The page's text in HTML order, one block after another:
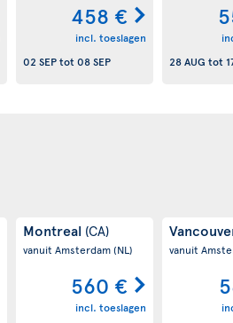
458 €
incl. toeslagen
02 SEPtot 08 SEP
28 AUG tot
Montreal (CA)
vanuit Amsterdam(NL)
560 €
incl. toeslagen
vanuit